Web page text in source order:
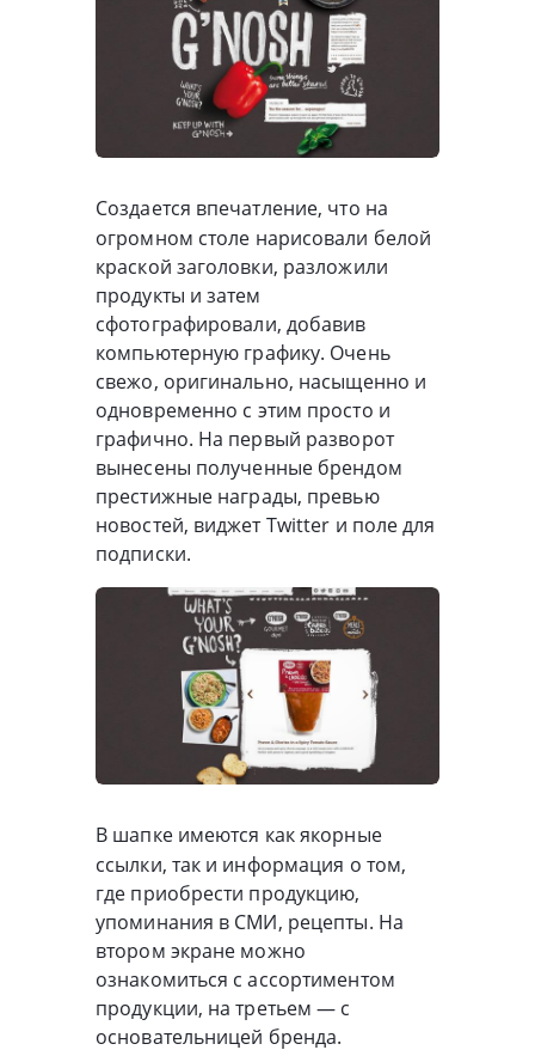
Создается впечатление, что на
огромном столе нарисовали белой
краской заголовки, разложили
продукты и затем
сфотографировали, добавив
компьютерную графику. Очень
свежо, оригинально, насыщенно и
одновременно с этим просто и
графично. На первый разворот
вынесены полученные брендом
престижные награды, превью
новостей, виджет Twitter и поле для
подписки.
В шапке имеются как якорные
ссылки, так и информация о том,
где приобрести продукцию,
упоминания в СМИ, рецепты. На
втором экране можно
ознакомиться с ассортиментом
продукции, на третьем — с
основательницей бренда.